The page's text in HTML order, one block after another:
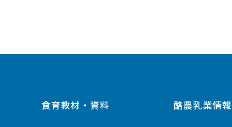
食育教材・資料 酪農乳業情報